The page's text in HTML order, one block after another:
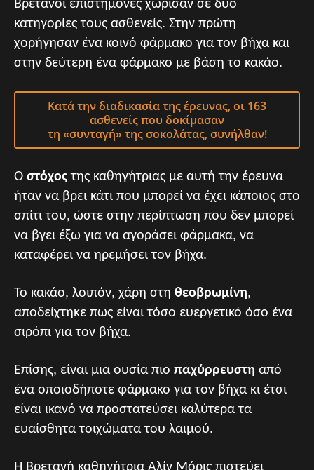
Βρετανοί επιστήμονες χώρισαν σε δύο
κατηγορίες τους ασθενείς. Στην πρώτη
χορήγησαν ένα κοινό φάρμακο για τον βήχα και
στην δεύτερη ένα φάρμακο με βάση το κακάο.
Κατά την διαδικασία της έρευνας, οι 163
ασθενείς που δοκίμασαν
τη «συνταγή» της σοκολάτας, συνήλθαν!
Ο στόχος της καθηγήτριας με αυτή την έρευνα
ήταν να βρει κάτι που μπορεί να έχει κάποιος στο
σπίτι του, ώστε στην περίπτωση που δεν μπορεί
να βγει έξω για να αγοράσει φάρμακα, να
καταφέρει να ηρεμήσει τον βήχα.
Το κακάο, λοιπόν, χάρη στη θεοβρωμίνη,
αποδείχτηκε πως είναι τόσο ευεργετικό όσο ένα
σιρόπι για τον βήχα.
Επίσης, είναι μια ουσία πιο παχύρρευστη από
ένα οποιοδήποτε φάρμακο για τον βήχα κι έτσι
είναι ικανό να προστατεύσει καλύτερα τα
ευαίσθητα τοιχώματα του λαιμού.
Η Βρετανή καθηγήτρια Αλίν Μόρις πιστεύει